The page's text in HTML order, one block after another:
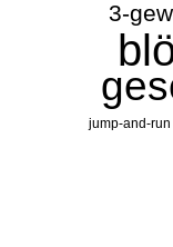
3-
jump-and-run